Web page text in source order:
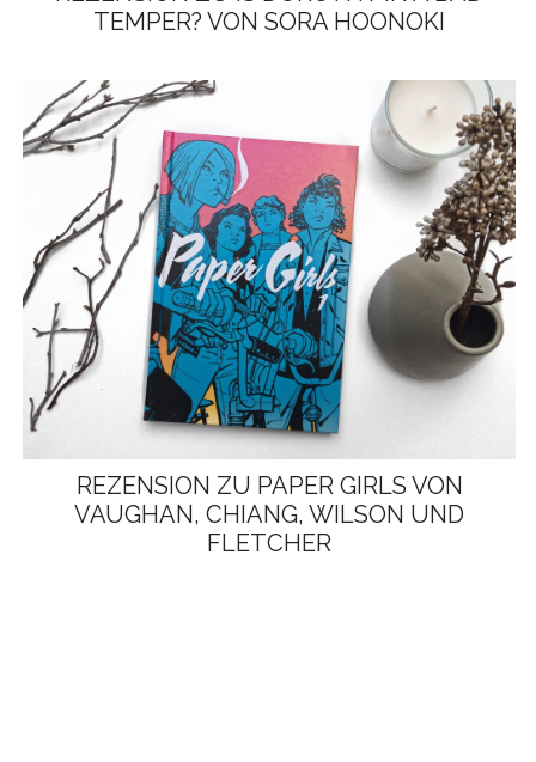
TEMPER? VON SORA HOONOKI
REZENSION ZU PAPER GIRLS VON
VAUGHAN, CHIANG, WILSON UND
FLETCHER